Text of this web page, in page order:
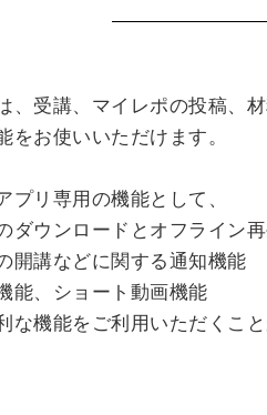
、受講、マイレポの投稿、
をお使いいただけます。
プリ専用の機能として、
ダウンロードとオフライン再
開講などに関する通知機能
能、ショート動画機能
な機能をご利用いただくこと